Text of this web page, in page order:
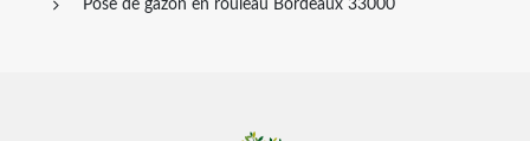
Pose de gazon en rouleau Bordeaux 33000